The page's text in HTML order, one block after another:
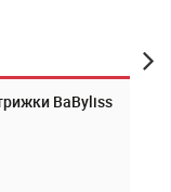
BaByliss